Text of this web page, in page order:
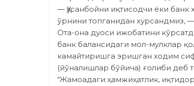
— Ҳусанбойни иқтисодчи ёки
ўрнини топганидан хурсандмиз,
Ота-она дуоси ижобатини
банк балансидаги мол-мулклар
камайтиришга эришган ходим
(йўналишлар бўйича) ғолиби деб
“Жамоадаги ҳамжиҳатлик,